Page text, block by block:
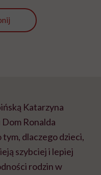
Katarzyna
Ronalda
dlaczego dzieci,
szybciej i lepiej
rodzin w